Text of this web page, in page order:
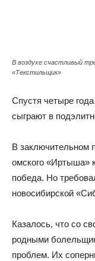
В воздухе счастливый
«Текстильщик»
Спустя четыре
сыграют в
В заключительном
омского «Иртыша»
победа. Но
новосибирской
Казалось, что со
родными
проблем. Их